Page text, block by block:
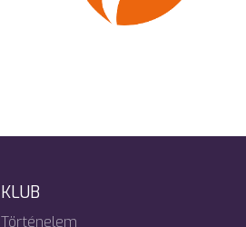
KLUB
Történelem